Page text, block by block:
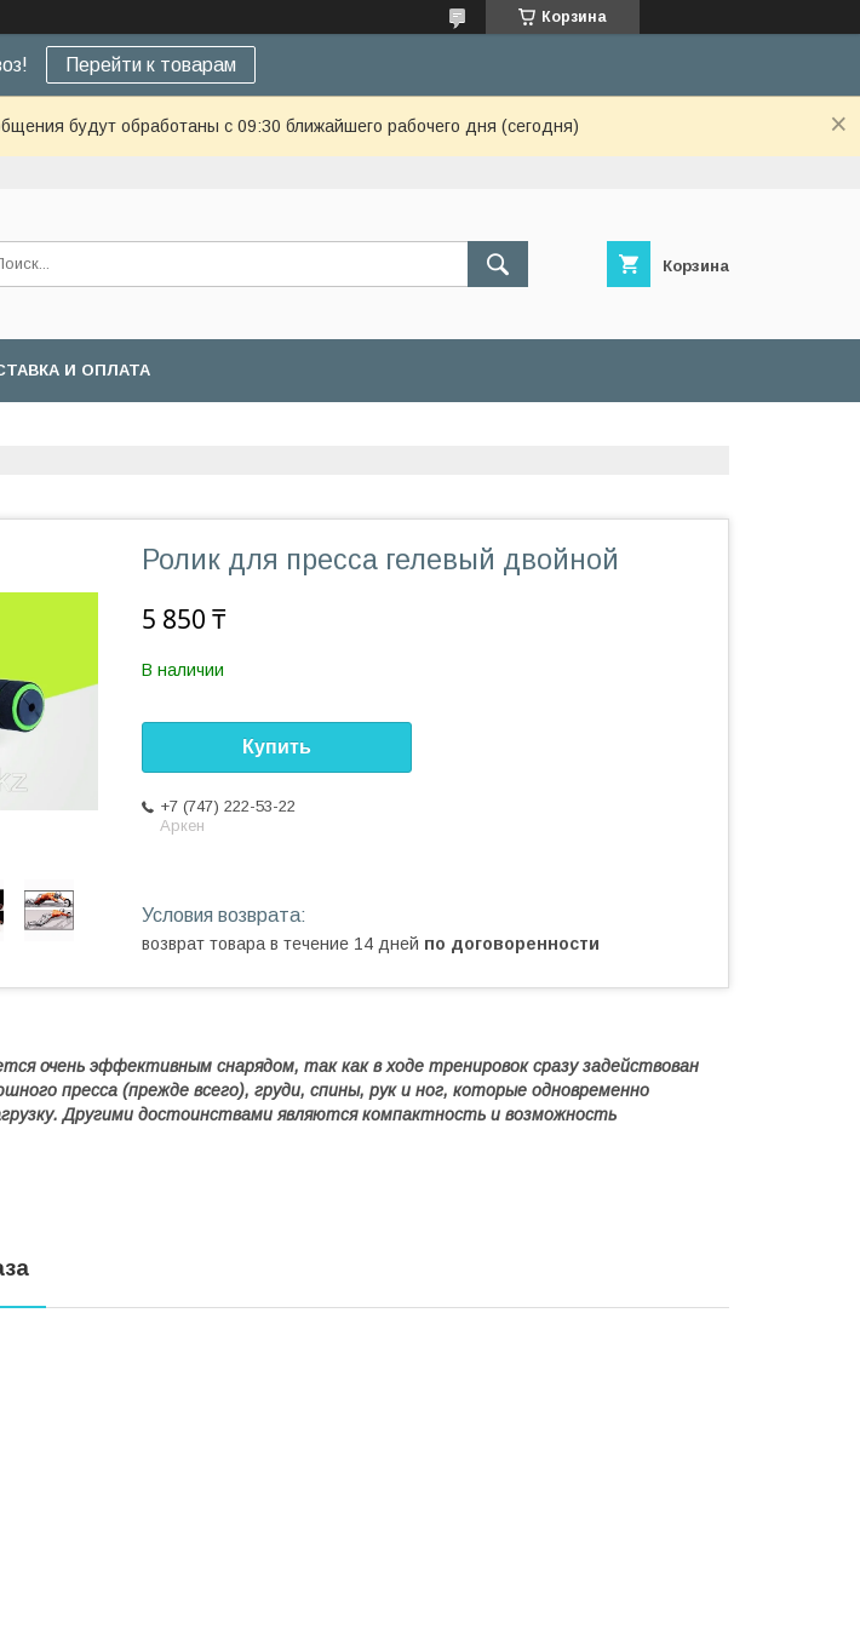
Корзина
Перейти к товарам
будут обработаны с 09:30 ближайшего рабочего дня (сегодня)
Корзина
И ОПЛАТА
Ролик для пресса гелевый двойной
5 850 ₸
В наличии
Купить
+7 (747) 222-53-22
Аркен
возврат товара в течение 14 дней по договоренности
очень эффективным снарядом, так как в ходе тренировок сразу задействован
пресса (прежде всего), груди, спины, рук и ног, которые одновременно
Другими достоинствами являются компактность и возможность